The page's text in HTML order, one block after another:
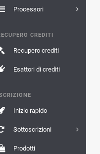
Processori
CREDITI
Recupero crediti
Esattori di crediti
Inizio rapido
Sottoscrizioni
Prodotti